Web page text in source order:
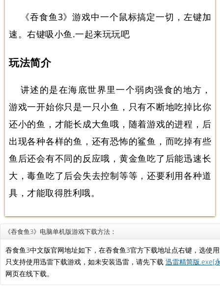
《吞食鱼3》游戏中一个鼠标搞定一切，左键加
速。右键吸小鱼.一起来玩玩吧
玩法简介
讲述的是在海底世界里一个弱肉强食的地方，
游戏一开始你只是一只小鱼，只有不断地吃掉比你
还小的鱼，才能长成大鱼哦，随着游戏的进程，后
出现各种各样的鱼，还有恐怖的鲨鱼，而吃掉有些
鱼后还会有不同的反应哦，黄金鱼吃了后能迅速长
大，毒鱼吃了后会失去控制等等，还要利用各种道
具，才能取得胜利哦。
《吞食鱼3》电脑单机版游戏下载方法：
吞食鱼3中文版官网地址如下，在吞食鱼3官方下载地址点右键，选使
只支持使用迅雷下载游戏，如未安装迅雷，请先下载 迅雷精简版.exe[
网页在线下载。